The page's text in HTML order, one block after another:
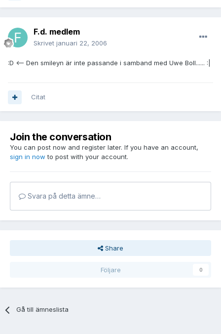
F.d. medlem
Skrivet januari 22, 2006
:D <-- Den smileyn är inte passande i samband med Uwe Boll...... :|
Citat
Join the conversation
You can post now and register later. If you have an account,
sign in now to post with your account.
Svara på detta ämne…
Share
Följare 0
Gå till ämneslista